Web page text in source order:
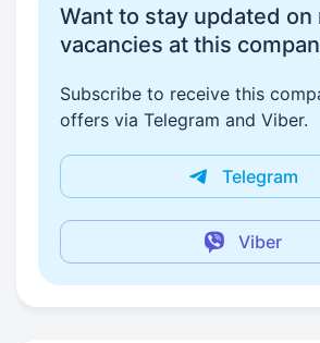
Want to stay updated on
vacancies at this
Subscribe to receive this
offers via Telegram and Viber.
Telegram
Viber